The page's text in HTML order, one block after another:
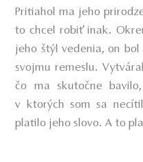
Pritiahol ma jeho
to chcel robiť inak.
jeho štýl vedenia, on
svojmu remeslu.
čo ma skutočne
v ktorých som sa
platilo jeho slovo. A to